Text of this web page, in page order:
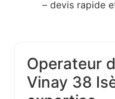
– devis rapide
Operateur
Vinay 38